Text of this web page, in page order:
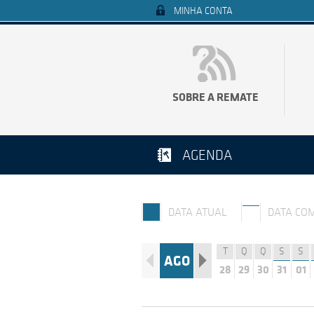
MINHA CONTA
SOBRE A REMATE
AGENDA
DATA ATUAL DATA
AGO T
28
Q
29
Q
30
S
31
S
01
27 28 29 30 31